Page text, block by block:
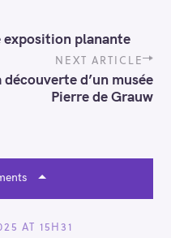
exposition planante
NEXT ARTICLE
d’un musée
Pierre de Grauw
AT 15H31